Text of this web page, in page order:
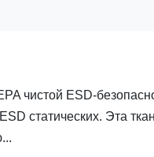
чистой ESD-
статических. Эта